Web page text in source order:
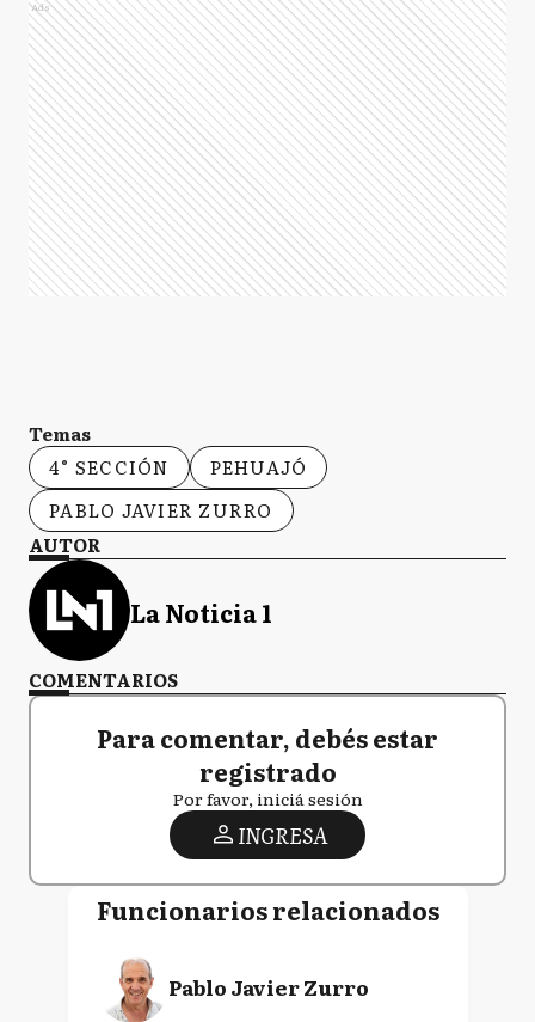
Ads
Temas
4° SECCIÓN
PEHUAJÓ
PABLO JAVIER ZURRO
AUTOR
La Noticia 1
COMENTARIOS
Para comentar, debés estar
registrado
Por favor, iniciá sesión
INGRESA
Funcionarios relacionados
Pablo Javier Zurro